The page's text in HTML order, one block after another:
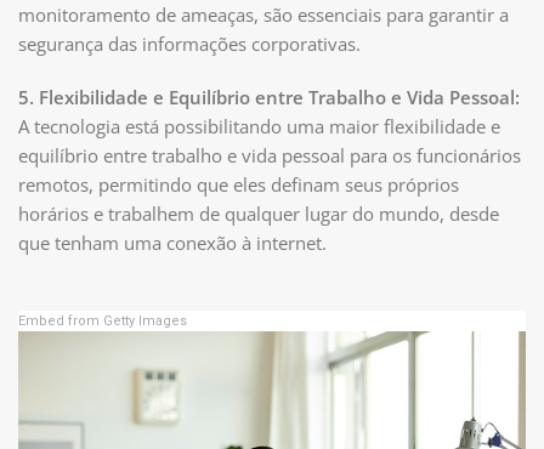
monitoramento de ameaças, são essenciais para garantir a
segurança das informações corporativas.
5. Flexibilidade e Equilíbrio entre Trabalho e Vida Pessoal:
A tecnologia está possibilitando uma maior flexibilidade e
equilíbrio entre trabalho e vida pessoal para os funcionários
remotos, permitindo que eles definam seus próprios
horários e trabalhem de qualquer lugar do mundo, desde
que tenham uma conexão à internet.
Embed from Getty Images